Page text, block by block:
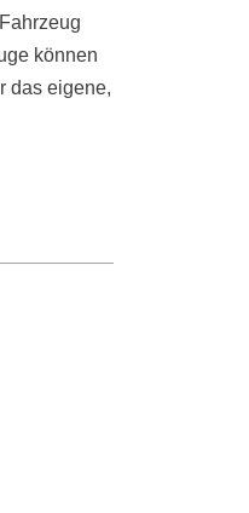
können
das eigene,